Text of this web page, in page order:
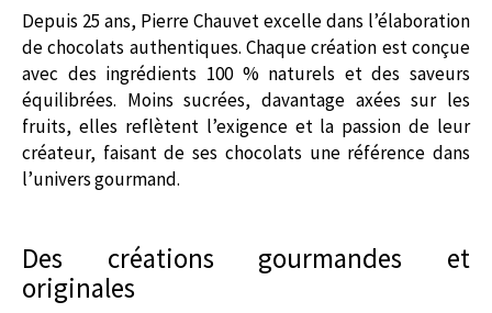
Depuis 25 ans, Pierre Chauvet excelle dans l’élaboration
de chocolats authentiques. Chaque création est conçue
avec des ingrédients 100 % naturels et des saveurs
équilibrées. Moins sucrées, davantage axées sur les
fruits, elles reflètent l’exigence et la passion de leur
créateur, faisant de ses chocolats une référence dans
l’univers gourmand.
Des créations gourmandes et
originales